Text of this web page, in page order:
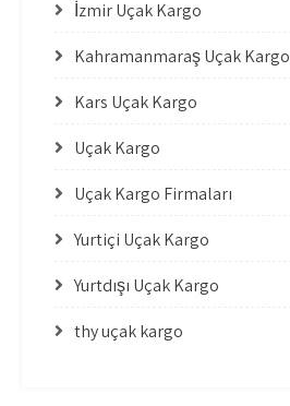
İzmir Uçak Kargo
Kahramanmaraş Uçak Kargo
Kars Uçak Kargo
Uçak Kargo
Uçak Kargo Firmaları
Yurtiçi Uçak Kargo
Yurtdışı Uçak Kargo
thy uçak kargo